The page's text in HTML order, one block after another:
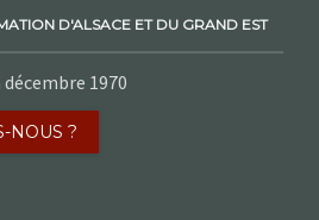
D'ALSACE ET DU GRAND EST
1970
NOUS ?